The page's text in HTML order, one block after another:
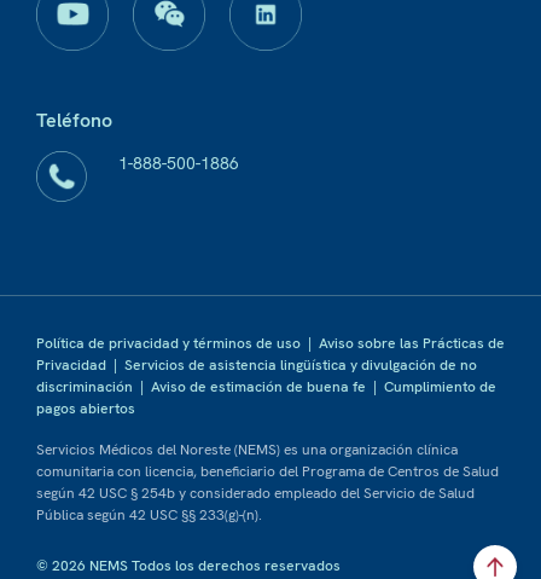
Teléfono
1-888-500-1886
Política de privacidad y términos de uso | Aviso sobre las Prácticas de
Privacidad | Servicios de asistencia lingüística y divulgación de no
discriminación | Aviso de estimación de buena fe | Cumplimiento de
pagos abiertos
Servicios Médicos del Noreste (NEMS) es una organización clínica
comunitaria con licencia, beneficiario del Programa de Centros de Salud
según 42 USC § 254b y considerado empleado del Servicio de Salud
Pública según 42 USC §§ 233(g)-(n).
© 2026 NEMS Todos los derechos reservados